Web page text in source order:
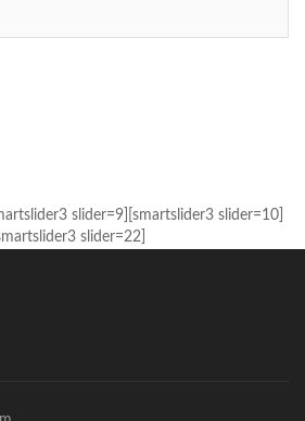
slider=9][smartslider3 slider=10]
slider=22]